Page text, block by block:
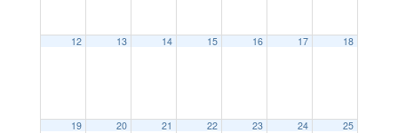
12 13 14 15 16 17 18
19 20 21 22 23 24 25